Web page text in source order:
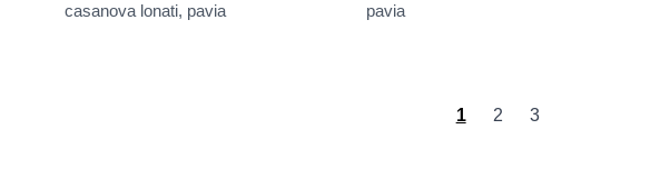
casanova lonati, pavia
pavia
1 2 3